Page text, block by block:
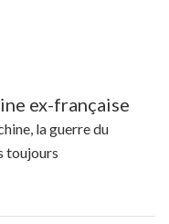
ex-française
la guerre du
toujours